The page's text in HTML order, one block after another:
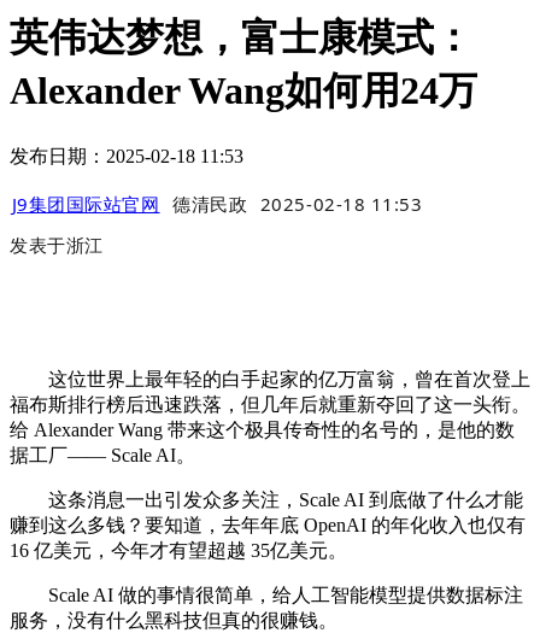
英伟达梦想，富士康模式：
Alexander Wang如何用24万
发布日期：2025-02-18 11:53
J9集团国际站官网 德清民政 2025-02-18 11:53
发表于浙江
这位世界上最年轻的白手起家的亿万富翁，曾在首次登上
福布斯排行榜后迅速跌落，但几年后就重新夺回了这一头衔。
给 Alexander Wang 带来这个极具传奇性的名号的，是他的数
据工厂—— Scale AI。
这条消息一出引发众多关注，Scale AI 到底做了什么才能
赚到这么多钱？要知道，去年年底 OpenAI 的年化收入也仅有
16 亿美元，今年才有望超越 35亿美元。
Scale AI 做的事情很简单，给人工智能模型提供数据标注
服务，没有什么黑科技但真的很赚钱。